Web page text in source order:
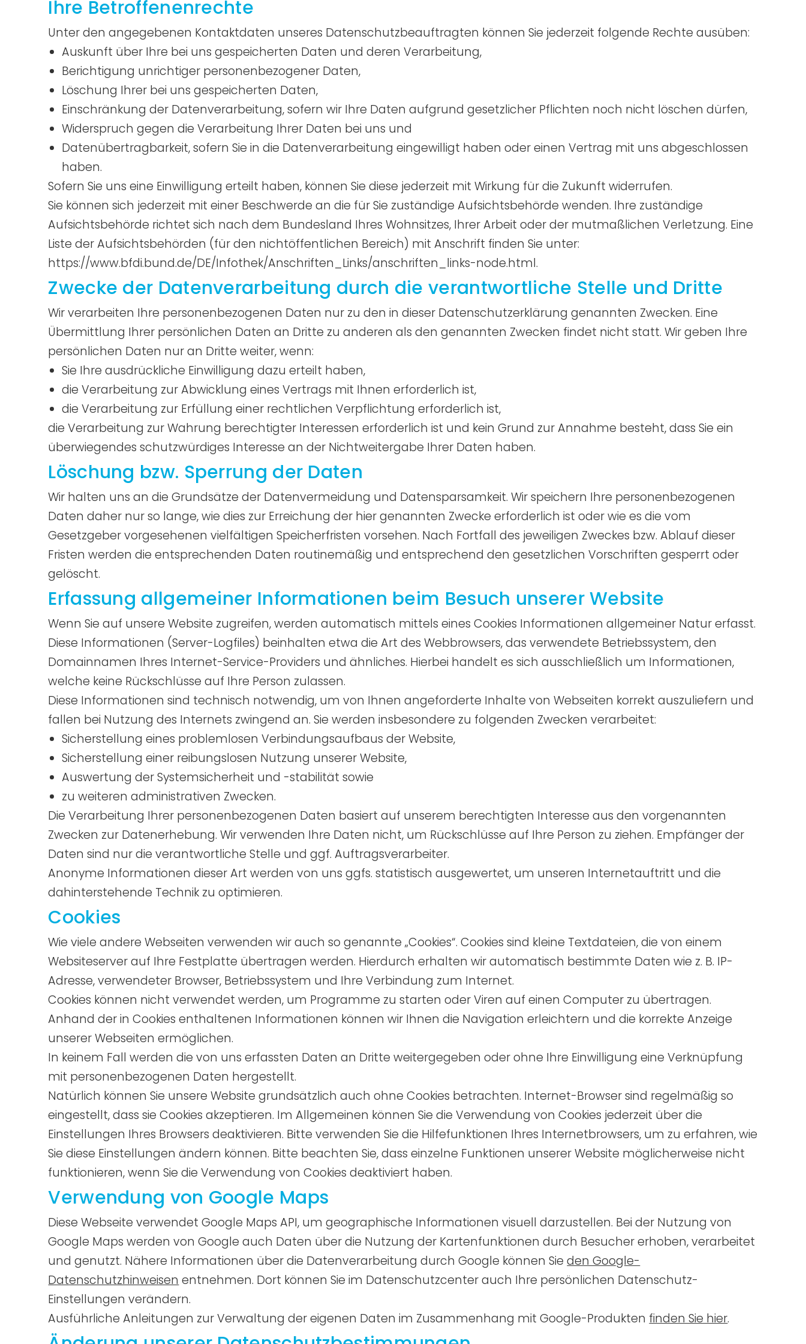
Ihre Betroffenenrechte
Unter den angegebenen Kontaktdaten unseres Datenschutzbeauftragten können Sie jederzeit folgende Rechte ausüben:
Auskunft über Ihre bei uns gespeicherten Daten und deren Verarbeitung,
Berichtigung unrichtiger personenbezogener Daten,
Löschung Ihrer bei uns gespeicherten Daten,
Einschränkung der Datenverarbeitung, sofern wir Ihre Daten aufgrund gesetzlicher Pflichten noch nicht löschen dürfen,
Widerspruch gegen die Verarbeitung Ihrer Daten bei uns und
Datenübertragbarkeit, sofern Sie in die Datenverarbeitung eingewilligt haben oder einen Vertrag mit uns abgeschlossen
haben.
Sofern Sie uns eine Einwilligung erteilt haben, können Sie diese jederzeit mit Wirkung für die Zukunft widerrufen.
Sie können sich jederzeit mit einer Beschwerde an die für Sie zuständige Aufsichtsbehörde wenden. Ihre zuständige
Aufsichtsbehörde richtet sich nach dem Bundesland Ihres Wohnsitzes, Ihrer Arbeit oder der mutmaßlichen Verletzung. Eine
Liste der Aufsichtsbehörden (für den nichtöffentlichen Bereich) mit Anschrift finden Sie unter:
https://www.bfdi.bund.de/DE/Infothek/Anschriften_Links/anschriften_links-node.html.
Zwecke der Datenverarbeitung durch die verantwortliche Stelle und Dritte
Wir verarbeiten Ihre personenbezogenen Daten nur zu den in dieser Datenschutzerklärung genannten Zwecken. Eine
Übermittlung Ihrer persönlichen Daten an Dritte zu anderen als den genannten Zwecken findet nicht statt. Wir geben Ihre
persönlichen Daten nur an Dritte weiter, wenn:
Sie Ihre ausdrückliche Einwilligung dazu erteilt haben,
die Verarbeitung zur Abwicklung eines Vertrags mit Ihnen erforderlich ist,
die Verarbeitung zur Erfüllung einer rechtlichen Verpflichtung erforderlich ist,
die Verarbeitung zur Wahrung berechtigter Interessen erforderlich ist und kein Grund zur Annahme besteht, dass Sie ein
überwiegendes schutzwürdiges Interesse an der Nichtweitergabe Ihrer Daten haben.
Löschung bzw. Sperrung der Daten
Wir halten uns an die Grundsätze der Datenvermeidung und Datensparsamkeit. Wir speichern Ihre personenbezogenen
Daten daher nur so lange, wie dies zur Erreichung der hier genannten Zwecke erforderlich ist oder wie es die vom
Gesetzgeber vorgesehenen vielfältigen Speicherfristen vorsehen. Nach Fortfall des jeweiligen Zweckes bzw. Ablauf dieser
Fristen werden die entsprechenden Daten routinemäßig und entsprechend den gesetzlichen Vorschriften gesperrt oder
gelöscht.
Erfassung allgemeiner Informationen beim Besuch unserer Website
Wenn Sie auf unsere Website zugreifen, werden automatisch mittels eines Cookies Informationen allgemeiner Natur erfasst.
Diese Informationen (Server-Logfiles) beinhalten etwa die Art des Webbrowsers, das verwendete Betriebssystem, den
Domainnamen Ihres Internet-Service-Providers und ähnliches. Hierbei handelt es sich ausschließlich um Informationen,
welche keine Rückschlüsse auf Ihre Person zulassen.
Diese Informationen sind technisch notwendig, um von Ihnen angeforderte Inhalte von Webseiten korrekt auszuliefern und
fallen bei Nutzung des Internets zwingend an. Sie werden insbesondere zu folgenden Zwecken verarbeitet:
Sicherstellung eines problemlosen Verbindungsaufbaus der Website,
Sicherstellung einer reibungslosen Nutzung unserer Website,
Auswertung der Systemsicherheit und -stabilität sowie
zu weiteren administrativen Zwecken.
Die Verarbeitung Ihrer personenbezogenen Daten basiert auf unserem berechtigten Interesse aus den vorgenannten
Zwecken zur Datenerhebung. Wir verwenden Ihre Daten nicht, um Rückschlüsse auf Ihre Person zu ziehen. Empfänger der
Daten sind nur die verantwortliche Stelle und ggf. Auftragsverarbeiter.
Anonyme Informationen dieser Art werden von uns ggfs. statistisch ausgewertet, um unseren Internetauftritt und die
dahinterstehende Technik zu optimieren.
Cookies
Wie viele andere Webseiten verwenden wir auch so genannte „Cookies“. Cookies sind kleine Textdateien, die von einem
Websiteserver auf Ihre Festplatte übertragen werden. Hierdurch erhalten wir automatisch bestimmte Daten wie z. B. IP-
Adresse, verwendeter Browser, Betriebssystem und Ihre Verbindung zum Internet.
Cookies können nicht verwendet werden, um Programme zu starten oder Viren auf einen Computer zu übertragen.
Anhand der in Cookies enthaltenen Informationen können wir Ihnen die Navigation erleichtern und die korrekte Anzeige
unserer Webseiten ermöglichen.
In keinem Fall werden die von uns erfassten Daten an Dritte weitergegeben oder ohne Ihre Einwilligung eine Verknüpfung
mit personenbezogenen Daten hergestellt.
Natürlich können Sie unsere Website grundsätzlich auch ohne Cookies betrachten. Internet-Browser sind regelmäßig so
eingestellt, dass sie Cookies akzeptieren. Im Allgemeinen können Sie die Verwendung von Cookies jederzeit über die
Einstellungen Ihres Browsers deaktivieren. Bitte verwenden Sie die Hilfefunktionen Ihres Internetbrowsers, um zu erfahren, wie
Sie diese Einstellungen ändern können. Bitte beachten Sie, dass einzelne Funktionen unserer Website möglicherweise nicht
funktionieren, wenn Sie die Verwendung von Cookies deaktiviert haben.
Verwendung von Google Maps
Diese Webseite verwendet Google Maps API, um geographische Informationen visuell darzustellen. Bei der Nutzung von
Google Maps werden von Google auch Daten über die Nutzung der Kartenfunktionen durch Besucher erhoben, verarbeitet
und genutzt. Nähere Informationen über die Datenverarbeitung durch Google können Sieden Google-
Datenschutzhinweisen entnehmen. Dort können Sie im Datenschutzcenter auch Ihre persönlichen Datenschutz-
Einstellungen verändern.
Ausführliche Anleitungen zur Verwaltung der eigenen Daten im Zusammenhang mit Google-Produkten finden Sie hier.